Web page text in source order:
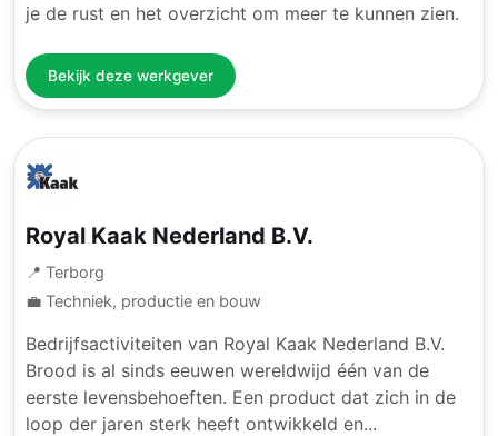
je de rust en het overzicht om meer te kunnen zien.
Bekijk deze werkgever
Royal Kaak Nederland B.V.
📍 Terborg
💼 Techniek, productie en bouw
Bedrijfsactiviteiten van Royal Kaak Nederland B.V.
Brood is al sinds eeuwen wereldwijd één van de
eerste levensbehoeften. Een product dat zich in de
loop der jaren sterk heeft ontwikkeld en...